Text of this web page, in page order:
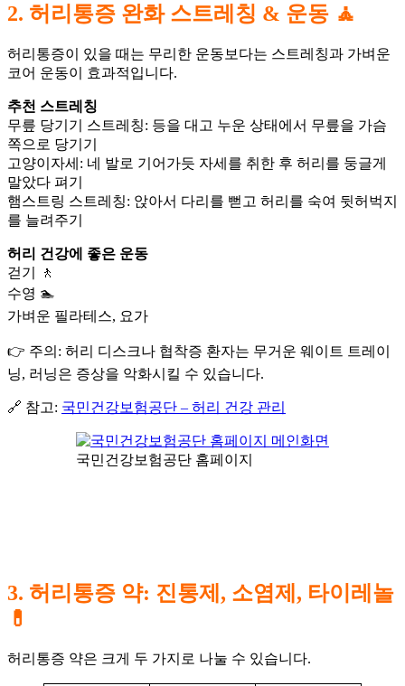
2. 허리통증 완화 스트레칭 & 운동 🧘
허리통증이 있을 때는 무리한 운동보다는 스트레칭과 가벼운
코어 운동이 효과적입니다.
추천 스트레칭
무릎 당기기 스트레칭: 등을 대고 누운 상태에서 무릎을 가슴
쪽으로 당기기
고양이자세: 네 발로 기어가듯 자세를 취한 후 허리를 둥글게
말았다 펴기
햄스트링 스트레칭: 앉아서 다리를 뻗고 허리를 숙여 뒷허벅지
를 늘려주기
허리 건강에 좋은 운동
걷기 🚶
수영 🏊
가벼운 필라테스, 요가
👉 주의: 허리 디스크나 협착증 환자는 무거운 웨이트 트레이
닝, 러닝은 증상을 악화시킬 수 있습니다.
🔗 참고: 국민건강보험공단 – 허리 건강 관리
국민건강보험공단 홈페이지
3. 허리통증 약: 진통제, 소염제, 타이레놀
💊
허리통증 약은 크게 두 가지로 나눌 수 있습니다.